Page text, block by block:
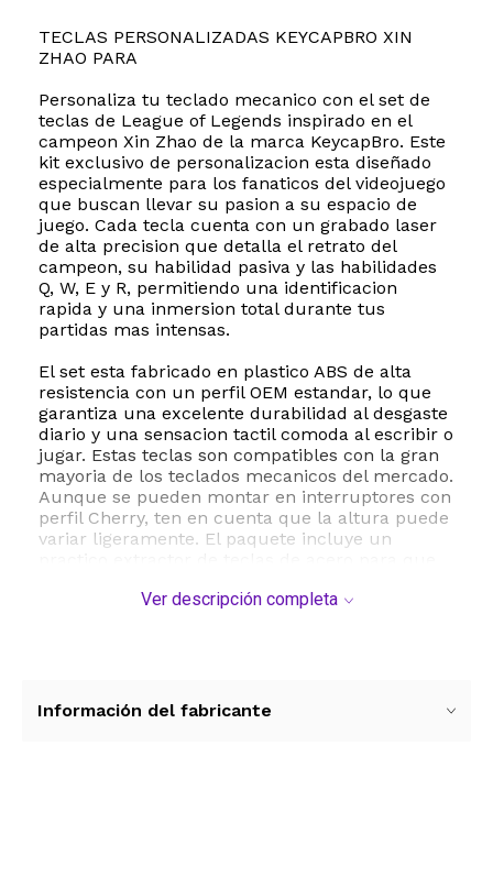
TECLAS PERSONALIZADAS KEYCAPBRO XIN
ZHAO PARA
Personaliza tu teclado mecanico con el set de
teclas de League of Legends inspirado en el
campeon Xin Zhao de la marca KeycapBro. Este
kit exclusivo de personalizacion esta diseñado
especialmente para los fanaticos del videojuego
que buscan llevar su pasion a su espacio de
juego. Cada tecla cuenta con un grabado laser
de alta precision que detalla el retrato del
campeon, su habilidad pasiva y las habilidades
Q, W, E y R, permitiendo una identificacion
rapida y una inmersion total durante tus
partidas mas intensas.
El set esta fabricado en plastico ABS de alta
resistencia con un perfil OEM estandar, lo que
garantiza una excelente durabilidad al desgaste
diario y una sensacion tactil comoda al escribir o
jugar. Estas teclas son compatibles con la gran
mayoria de los teclados mecanicos del mercado.
Aunque se pueden montar en interruptores con
perfil Cherry, ten en cuenta que la altura puede
variar ligeramente. El paquete incluye un
segura y sin dañar los interruptores de tu
jugadores de League of Legends. Es el regalo
Ver descripción completa
Información del fabricante